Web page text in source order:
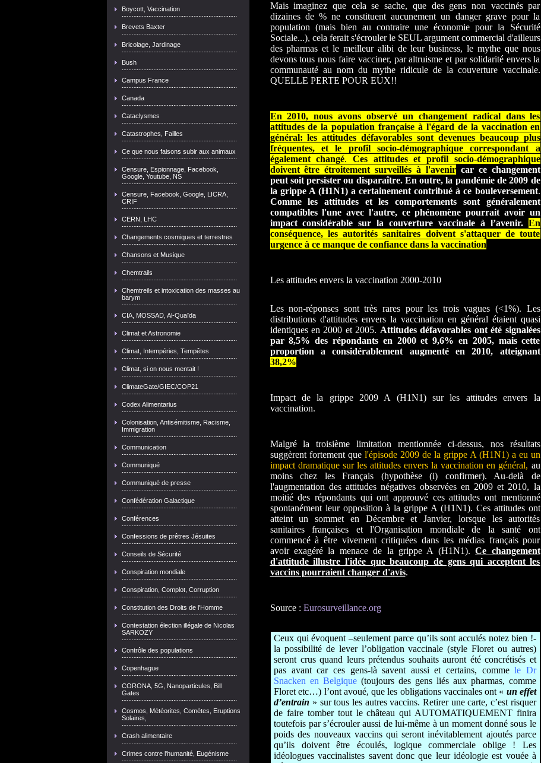
Boycott, Vaccination
Brevets Baxter
Bricolage, Jardinage
Bush
Campus France
Canada
Cataclysmes
Catastrophes, Failles
Ce que nous faisons subir aux animaux
Censure, Espionnage, Facebook,
Google, Youtube, NS
Censure, Facebook, Google, LICRA,
CRIF
CERN, LHC
Changements cosmiques et terrestres
Chansons et Musique
Chemtrails
Chemtreils et intoxication des masses au
barym
CIA, MOSSAD, Al-Quaïda
Climat et Astronomie
Climat, Intempéries, Tempêtes
Climat, si on nous mentait !
ClimateGate/GIEC/COP21
Codex Alimentarius
Colonisation, Antisémitisme, Racisme,
Immigration
Communication
Communiqué
Communiqué de presse
Confédération Galactique
Conférences
Confessions de prêtres Jésuites
Conseils de Sécurité
Conspiration mondiale
Conspiration, Complot, Corruption
Constitution des Droits de l'Homme
Contestation élection illégale de Nicolas
SARKOZY
Contrôle des populations
Copenhague
CORONA, 5G, Nanoparticules, Bill
Gates
Cosmos, Météorites, Comètes, Eruptions
Solaires,
Crash alimentaire
Crimes contre l'humanité, Eugénisme
Mais imaginez que cela se sache, que des gens non vaccinés par
dizaines de % ne constituent aucunement un danger grave pour la
population (mais bien au contraire une économie pour la Sécurité
Sociale...), cela ferait s'écrouler le SEUL argument commercial d'ailleurs
des pharmas et le meilleur alibi de leur business, le mythe que nous
devons tous nous faire vacciner, par altruisme et par solidarité envers la
communauté au nom du mythe ridicule de la couverture vaccinale.
QUELLE PERTE POUR EUX!!
En 2010, nous avons observé un changement radical dans les
attitudes de la population française à l'égard de la vaccination en
général: les attitudes défavorables sont devenues beaucoup plus
fréquentes, et le profil socio-démographique correspondant a
également changé. Ces attitudes et profil socio-démographique
doivent être étroitement surveillés à l'avenir car ce changement
peut soit persister ou disparaître. En outre, la pandémie de 2009 de
la grippe A (H1N1) a certainement contribué à ce bouleversement.
Comme les attitudes et les comportements sont généralement
compatibles l'une avec l'autre, ce phénomène pourrait avoir un
impact considérable sur la couverture vaccinale à l’avenir. En
conséquence, les autorités sanitaires doivent s'attaquer de toute
urgence à ce manque de confiance dans la vaccination
Les attitudes envers la vaccination 2000-2010
Les non-réponses sont très rares pour les trois vagues (<1%). Les
distributions d'attitudes envers la vaccination en général étaient quasi
identiques en 2000 et 2005. Attitudes défavorables ont été signalées
par 8,5% des répondants en 2000 et 9,6% en 2005, mais cette
proportion a considérablement augmenté en 2010, atteignant
38,2%
Impact de la grippe 2009 A (H1N1) sur les attitudes envers la
vaccination.
Malgré la troisième limitation mentionnée ci-dessus, nos résultats
suggèrent fortement que l'épisode 2009 de la grippe A (H1N1) a eu un
impact dramatique sur les attitudes envers la vaccination en général, au
moins chez les Français (hypothèse (i) confirmer). Au-delà de
l'augmentation des attitudes négatives observées en 2009 et 2010, la
moitié des répondants qui ont approuvé ces attitudes ont mentionné
spontanément leur opposition à la grippe A (H1N1). Ces attitudes ont
atteint un sommet en Décembre et Janvier, lorsque les autorités
sanitaires françaises et l'Organisation mondiale de la santé ont
commencé à être vivement critiquées dans les médias français pour
avoir exagéré la menace de la grippe A (H1N1).Ce changement
d'attitude illustre l'idée que beaucoup de gens qui acceptent les
vaccins pourraient changer d'avis.
Source : Eurosurveillance.org
Ceux qui évoquent –seulement parce qu’ils sont acculés notez bien !-
la possibilité de lever l’obligation vaccinale (style Floret ou autres)
seront crus quand leurs prétendus souhaits auront été concrétisés et
pas avant car ces gens-là savent aussi et certains, comme le Dr
Snacken en Belgique (toujours des gens liés aux pharmas, comme
Floret etc…) l’ont avoué, que les obligations vaccinales ont « un effet
d’entrain » sur tous les autres vaccins. Retirer une carte, c’est risquer
de faire tomber tout le château qui AUTOMATIQUEMENT finira
toutefois par s’écrouler aussi de lui-même à un moment donné sous le
poids des nouveaux vaccins qui seront inévitablement ajoutés parce
qu’ils doivent être écoulés, logique commerciale oblige ! Les
idéologues vaccinalistes savent donc que leur idéologie est vouée à